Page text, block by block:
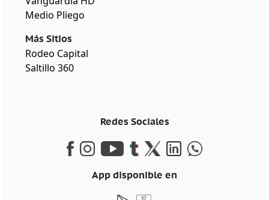
Medio Pliego
Más Sitios
Rodeo Capital
Saltillo 360
Redes Sociales
App disponible en